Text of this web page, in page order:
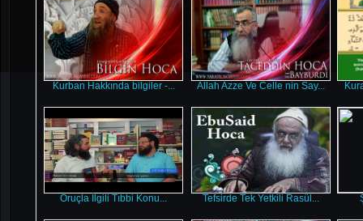
Kurban Hakkında bilgiler -... Allah Azze Ve Celle nin Say...
Oruçla İlgili Tıbbi Konu... Tefsirde Tek Yetkili Rasül...